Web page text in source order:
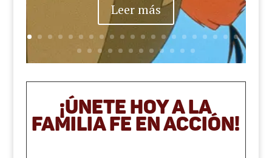
Leer más
¡ÚNETE HOY A LA
FAMILIA FE EN ACCIÓN!